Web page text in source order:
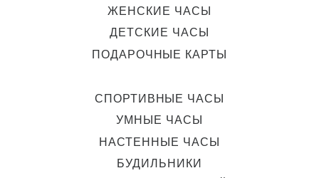
ЖЕНСКИЕ ЧАСЫ
ДЕТСКИЕ ЧАСЫ
ПОДАРОЧНЫЕ КАРТЫ
СПОРТИВНЫЕ ЧАСЫ
УМНЫЕ ЧАСЫ
НАСТЕННЫЕ ЧАСЫ
БУДИЛЬНИКИ